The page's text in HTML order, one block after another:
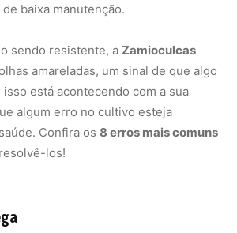
baixa manutenção.
sendo resistente, a Zamioculcas
amareladas, um sinal de que algo
está acontecendo com a sua
algum erro no cultivo esteja
Confira os 8 erros mais comuns
los!